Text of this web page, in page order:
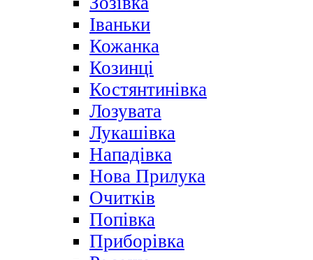
Іваньки
Кожанка
Козинці
Костянтинівка
Лозувата
Лукашівка
Нападівка
Нова Прилука
Очитків
Попівка
Приборівка